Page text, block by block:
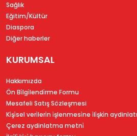
Sağlık
Eğitim/Kültür
Diaspora
Diğer haberler
KURUMSAL
Hakkımızda
Ön Bi̇lgi̇lendi̇rme Formu
Mesafeli Satış Sözleşmesi
Ki̇şi̇sel veri̇leri̇n i̇şlenmesi̇ne i̇li̇şki̇n
Çerez aydinlatma metni̇